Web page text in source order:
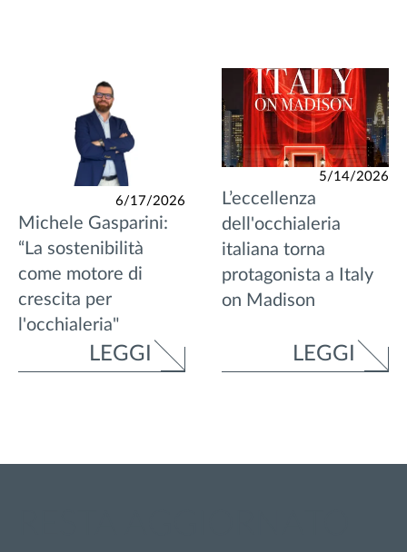
6/17/2026
Michele Gasparini:
“La sostenibilità
come motore di
crescita per
l'occhialeria"
LEGGI
5/14/2026
L’eccellenza
dell'occhialeria
italiana torna
protagonista a Italy
on Madison
LEGGI